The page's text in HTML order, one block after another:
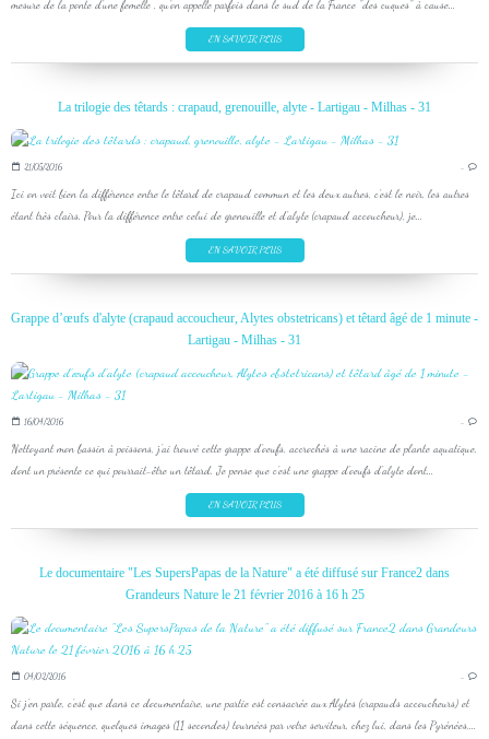
mesure de la ponte d'une femelle , qu'on appelle parfois dans le sud de la France "des cuques" à cause...
EN SAVOIR PLUS
La trilogie des têtards : crapaud, grenouille, alyte - Lartigau - Milhas - 31
21/05/2016 …
Ici on voit bien la différence entre le têtard de crapaud commun et les deux autres, c'est le noir, les autres
étant très clairs. Pour la différence entre celui de grenouille et d'alyte (crapaud accoucheur), je...
EN SAVOIR PLUS
Grappe d’œufs d'alyte (crapaud accoucheur, Alytes obstetricans) et têtard âgé de 1 minute -
Lartigau - Milhas - 31
16/04/2016 …
Nettoyant mon bassin à poissons, j'ai trouvé cette grappe d'oeufs, accrochés à une racine de plante aquatique,
dont un présente ce qui pourrait-être un têtard. Je pense que c'est une grappe d'oeufs d'alyte dont...
EN SAVOIR PLUS
Le documentaire "Les SupersPapas de la Nature" a été diffusé sur France2 dans
Grandeurs Nature le 21 février 2016 à 16 h 25
04/02/2016 …
Si j'en parle, c'est que dans ce documentaire, une partie est consacrée aux Alytes (crapauds accoucheurs) et
dans cette séquence, quelques images (11 secondes) tournées par votre serviteur, chez lui, dans les Pyrénées,...